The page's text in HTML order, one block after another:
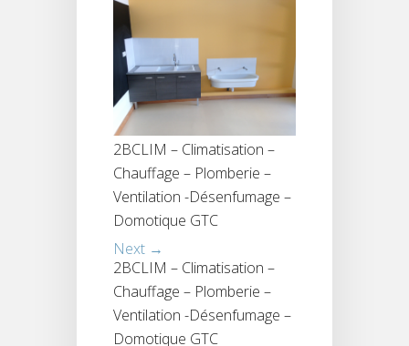
2BCLIM – Climatisation –
Chauffage – Plomberie –
Ventilation -Désenfumage –
Domotique GTC
Next →
2BCLIM – Climatisation –
Chauffage – Plomberie –
Ventilation -Désenfumage –
Domotique GTC